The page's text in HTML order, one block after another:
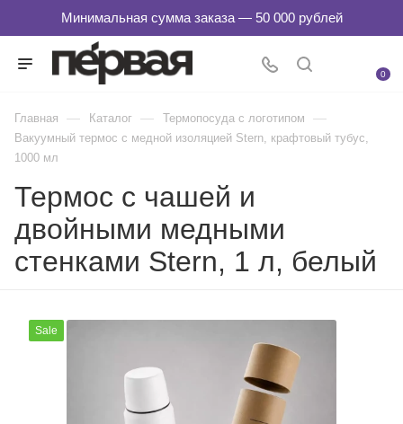
0
Главная — Каталог — Термопосуда с логотипом —
Вакуумный термос с медной изоляцией Stern, крафтовый тубус,
1000 мл
Термос с чашей и
двойными медными
стенками Stern, 1 л, белый
Sale